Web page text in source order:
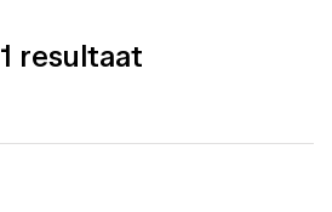
1 resultaat